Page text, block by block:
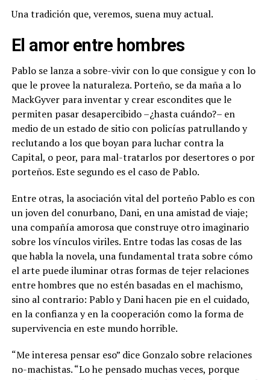
Una tradición que, veremos, suena muy actual.
El amor entre hombres
Pablo se lanza a sobre-vivir con lo que consigue y con lo
que le provee la naturaleza. Porteño, se da maña a lo
MackGyver para inventar y crear escondites que le
permiten pasar desapercibido –¿hasta cuándo?– en
medio de un estado de sitio con policías patrullando y
reclutando a los que boyan para luchar contra la
Capital, o peor, para mal-tratarlos por desertores o por
porteños. Este segundo es el caso de Pablo.
Entre otras, la asociación vital del porteño Pablo es con
un joven del conurbano, Dani, en una amistad de viaje;
una compañía amorosa que construye otro imaginario
sobre los vínculos viriles. Entre todas las cosas de las
que habla la novela, una fundamental trata sobre cómo
el arte puede iluminar otras formas de tejer relaciones
entre hombres que no estén basadas en el machismo,
sino al contrario: Pablo y Dani hacen pie en el cuidado,
en la confianza y en la cooperación como la forma de
supervivencia en este mundo horrible.
“Me interesa pensar eso” dice Gonzalo sobre relaciones
no-machistas. “Lo he pensado muchas veces, porque